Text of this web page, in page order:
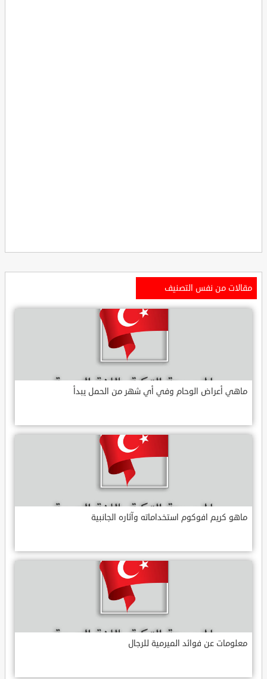
مقالات من نفس التصنيف
ماهي أعراض الوحام وفي أي شهر من الحمل يبدأ
ماهو كريم افوكوم استخداماته وآثاره الجانبية
معلومات عن فوائد الميرمية للرجال